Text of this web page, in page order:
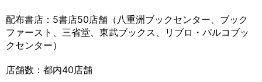
配布書店：5書店50店舗（八重洲ブックセンター、ブッ ク
ファースト、三省堂、東武ブックス、リブロ・パルコブッ
クセンター）
店舗数：都内40店舗